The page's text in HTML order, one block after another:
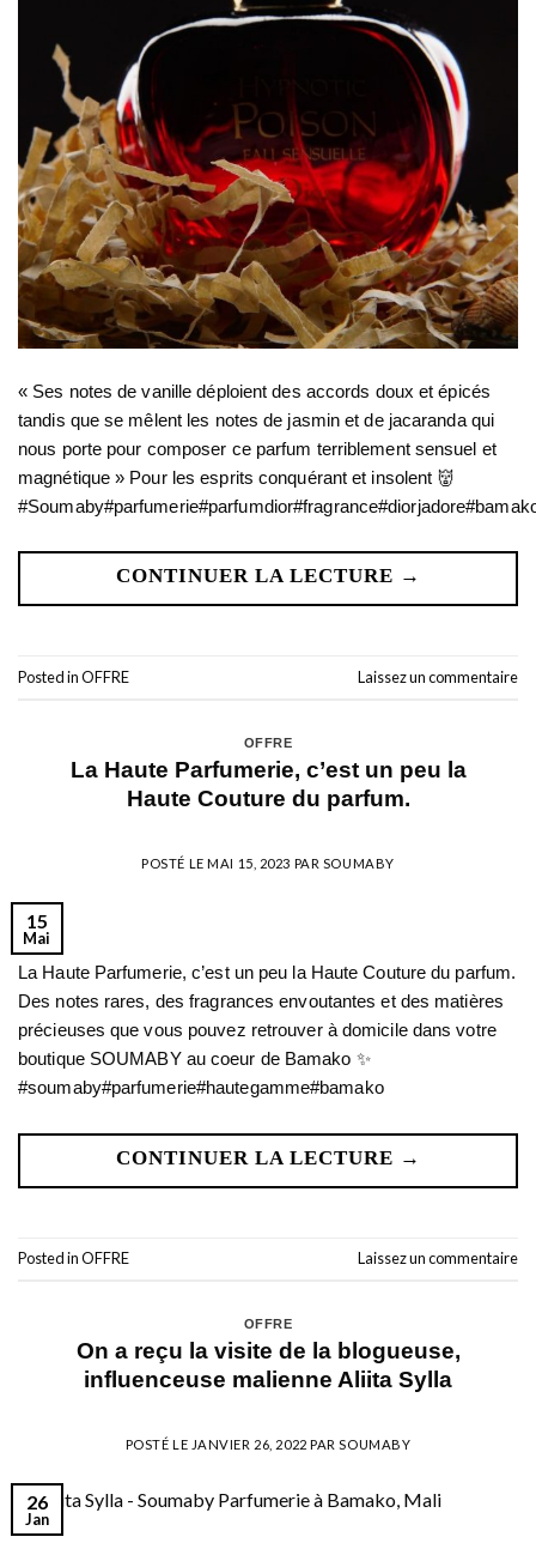
« Ses notes de vanille déploient des accords doux et épicés
tandis que se mêlent les notes de jasmin et de jacaranda qui
nous porte pour composer ce parfum terriblement sensuel et
magnétique » Pour les esprits conquérant et insolent 👹
CONTINUER LA LECTURE →
Posted inOFFRE Laissez un commentaire
OFFRE
La Haute Parfumerie, c’est un peu la
Haute Couture du parfum.
POSTÉ LEMAI 15, 2023 PAR SOUMABY
15
Mai
La Haute Parfumerie, c’est un peu la Haute Couture du parfum.
Des notes rares, des fragrances envoutantes et des matières
précieuses que vous pouvez retrouver à domicile dans votre
boutique SOUMABY au coeur de Bamako ✨
#soumaby#parfumerie#hautegamme#bamako
CONTINUER LA LECTURE →
Posted inOFFRE Laissez un commentaire
OFFRE
On a reçu la visite de la blogueuse,
influenceuse malienne Aliita Sylla
POSTÉ LE JANVIER 26, 2022 PARSOUMABY
26
Jan